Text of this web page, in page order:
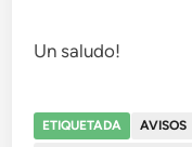
Un saludo!
ETIQUETADA AVISOS